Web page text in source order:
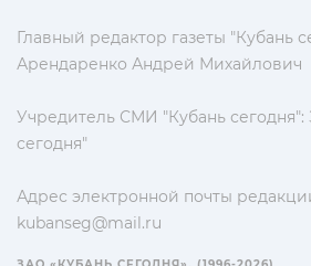
Главный редактор газеты "Кубань
Арендаренко Андрей Михайлович
Учредитель СМИ "Кубань
сегодня"
Адрес электронной почты
kubanseg@mail.ru